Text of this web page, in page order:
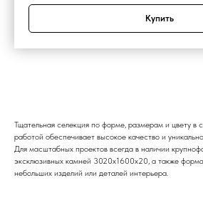
Купить
Тщательная селекция по форме, размерам и цвету в
работой обеспечивает высокое качество и
Для масштабных проектов всегда в наличии
эксклюзивных камней 3020х1600х20, а также
небольших изделий или деталей интерьера.